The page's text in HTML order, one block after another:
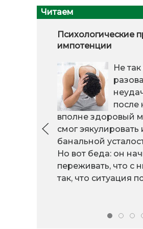
Читаем
Психологические
импотенции
Не
после
вполне здоровый
смог эякулировать
банальной
Но вот беда: он
переживать, что с
так, что ситуация